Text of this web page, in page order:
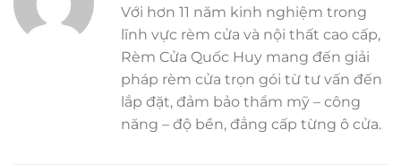
Với hơn 11 năm kinh nghiệm trong
lĩnh vực rèm cửa và nội thất cao cấp,
Rèm Cửa Quốc Huy mang đến giải
pháp rèm cửa trọn gói từ tư vấn đến
lắp đặt, đảm bảo thẩm mỹ – công
năng – độ bền, đẳng cấp từng ô cửa.